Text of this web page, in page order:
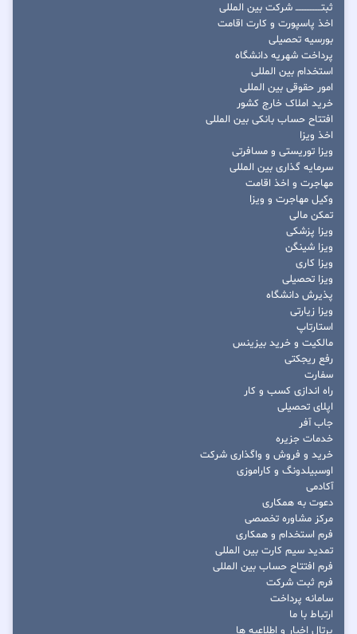
ثبتــــــــــــــــ شرکت بین المللی
اخذ پاسپورت و کارت اقامت
بورسیه تحصیلی
پرداخت شهریه دانشگاه
استخدام بین المللی
امور حقوقی بین المللی
خرید املاک خارج کشور
افتتاح حساب بانکی بین المللی
اخذ ویزا
ویزا توریستی و مسافرتی
سرمایه گذاری بین المللی
مهاجرت و اخذ اقامت
وکیل مهاجرت و ویزا
تمکن مالی
ویزا پزشکی
ویزا شینگن
ویزا کاری
ویزا تحصیلی
پذیرش دانشگاه
ویزا زیارتی
استارتاپ
مالکیت و خرید بیزینس
رفع ریجکتی
سفارت
راه اندازی کسب و کار
اپلای تحصیلی
جاب آفر
خدمات جزیره
خرید و فروش و واگذاری شرکت
اوسبیلدونگ و کاراموزی
آکادمی
دعوت به همکاری
مرکز مشاوره تخصصی
فرم استخدام و همکاری
تمدید سیم کارت بین المللی
فرم افتتاح حساب بین المللی
فرم ثبت شرکت
سامانه پرداخت
ارتباط با ما
پرتال اخبار و اطلاعیه ها